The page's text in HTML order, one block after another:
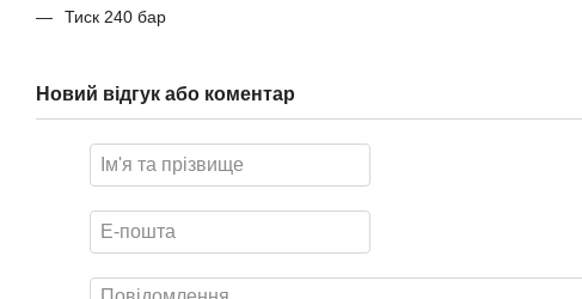
Тиск 240 бар
Новий відгук або коментар